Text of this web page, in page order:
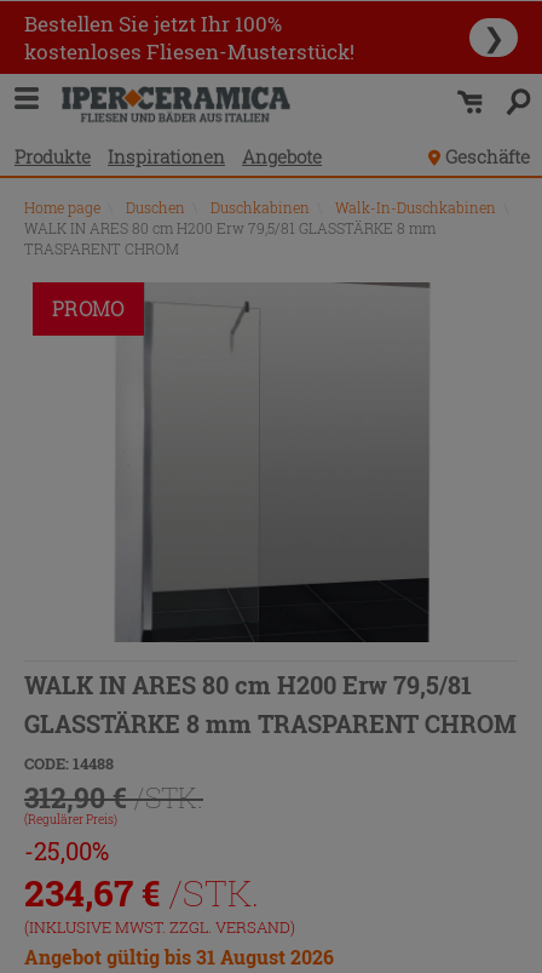
Bestellen Sie jetzt Ihr 100%
kostenloses Fliesen-Musterstück!
❯
Produkte Inspirationen Angebote Geschäfte
Home page Duschen Duschkabinen Walk-In-Duschkabinen
WALK IN ARES 80 cm H200 Erw 79,5/81 GLASSTÄRKE 8 mm
TRASPARENT CHROM
PROMO
WALK IN ARES 80 cm H200 Erw 79,5/81
GLASSTÄRKE 8 mm TRASPARENT CHROM
CODE: 14488
312,90 €/STK.
(Regulärer Preis)
-25,00%
234,67 € /STK.
(INKLUSIVE MWST. ZZGL. VERSAND)
Angebot gültig bis 31 August 2026